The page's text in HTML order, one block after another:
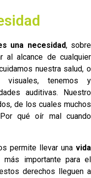
una necesidad, sobre
al alcance de cualquier
nuestra salud, o
visuales, tenemos y
auditivas. Nuestro
de los cuales muchos
qué oír mal cuando
permite llevar una vida
importante para el
derechos lleguen a